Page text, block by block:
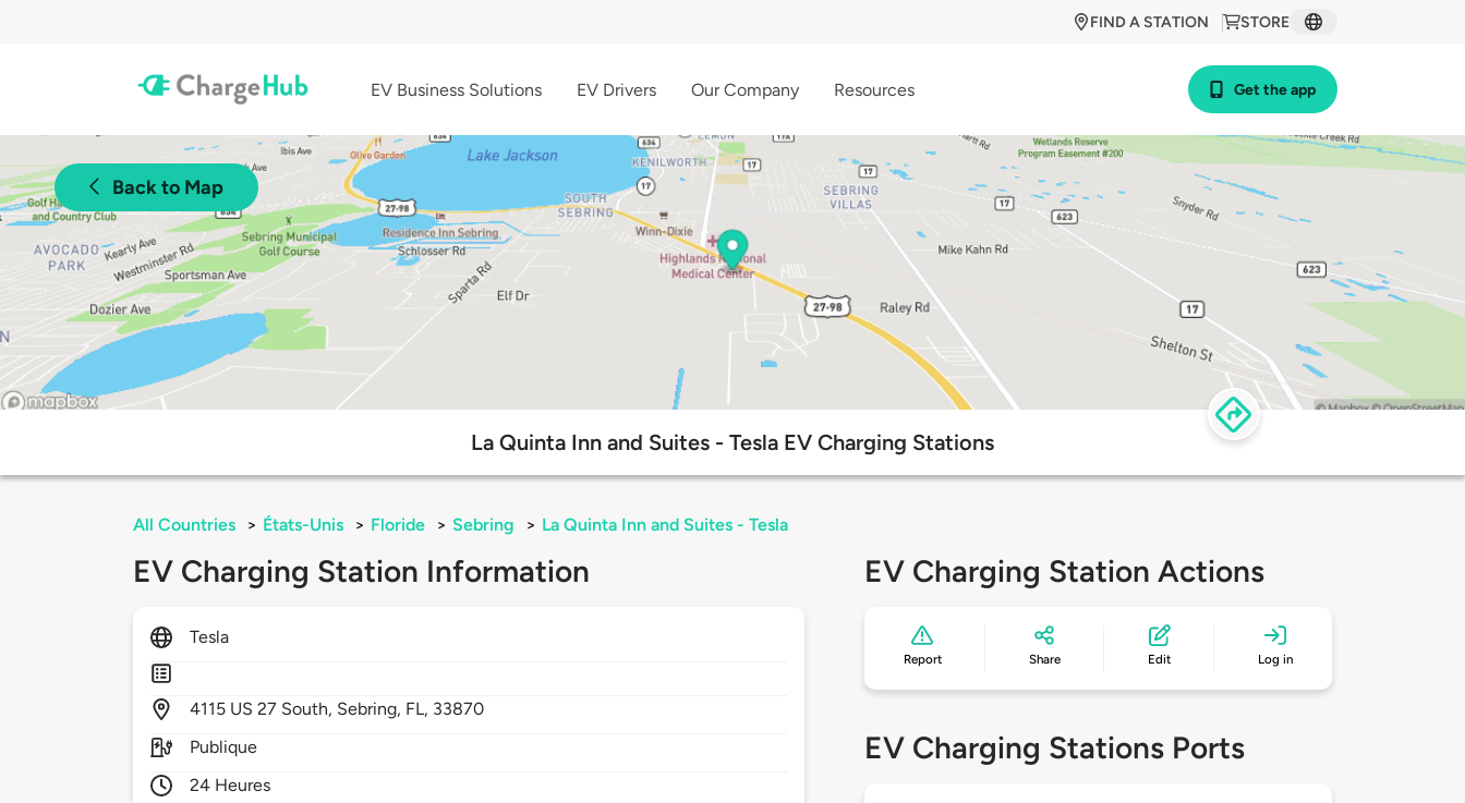
STORE
FIND A STATION
EV Business Solutions EV Drivers Our Company Resources Get the app
Back to Map
La Quinta Inn and Suites - Tesla EV Charging Stations
All Countries > États-Unis > Floride > Sebring > La Quinta Inn and Suites - Tesla
EV Charging Station Information
Tesla
4115 US 27 South, Sebring, FL, 33870
Publique
24 Heures
EV Charging Station Actions
Report Share Edit Log in
EV Charging Stations Ports